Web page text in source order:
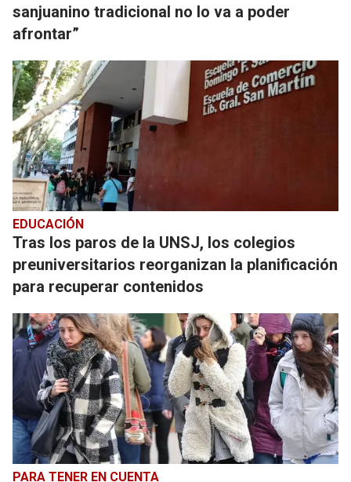
sanjuanino tradicional no lo va a poder
afrontar”
EDUCACIÓN
Tras los paros de la UNSJ, los colegios
preuniversitarios reorganizan la planificación
para recuperar contenidos
PARA TENER EN CUENTA